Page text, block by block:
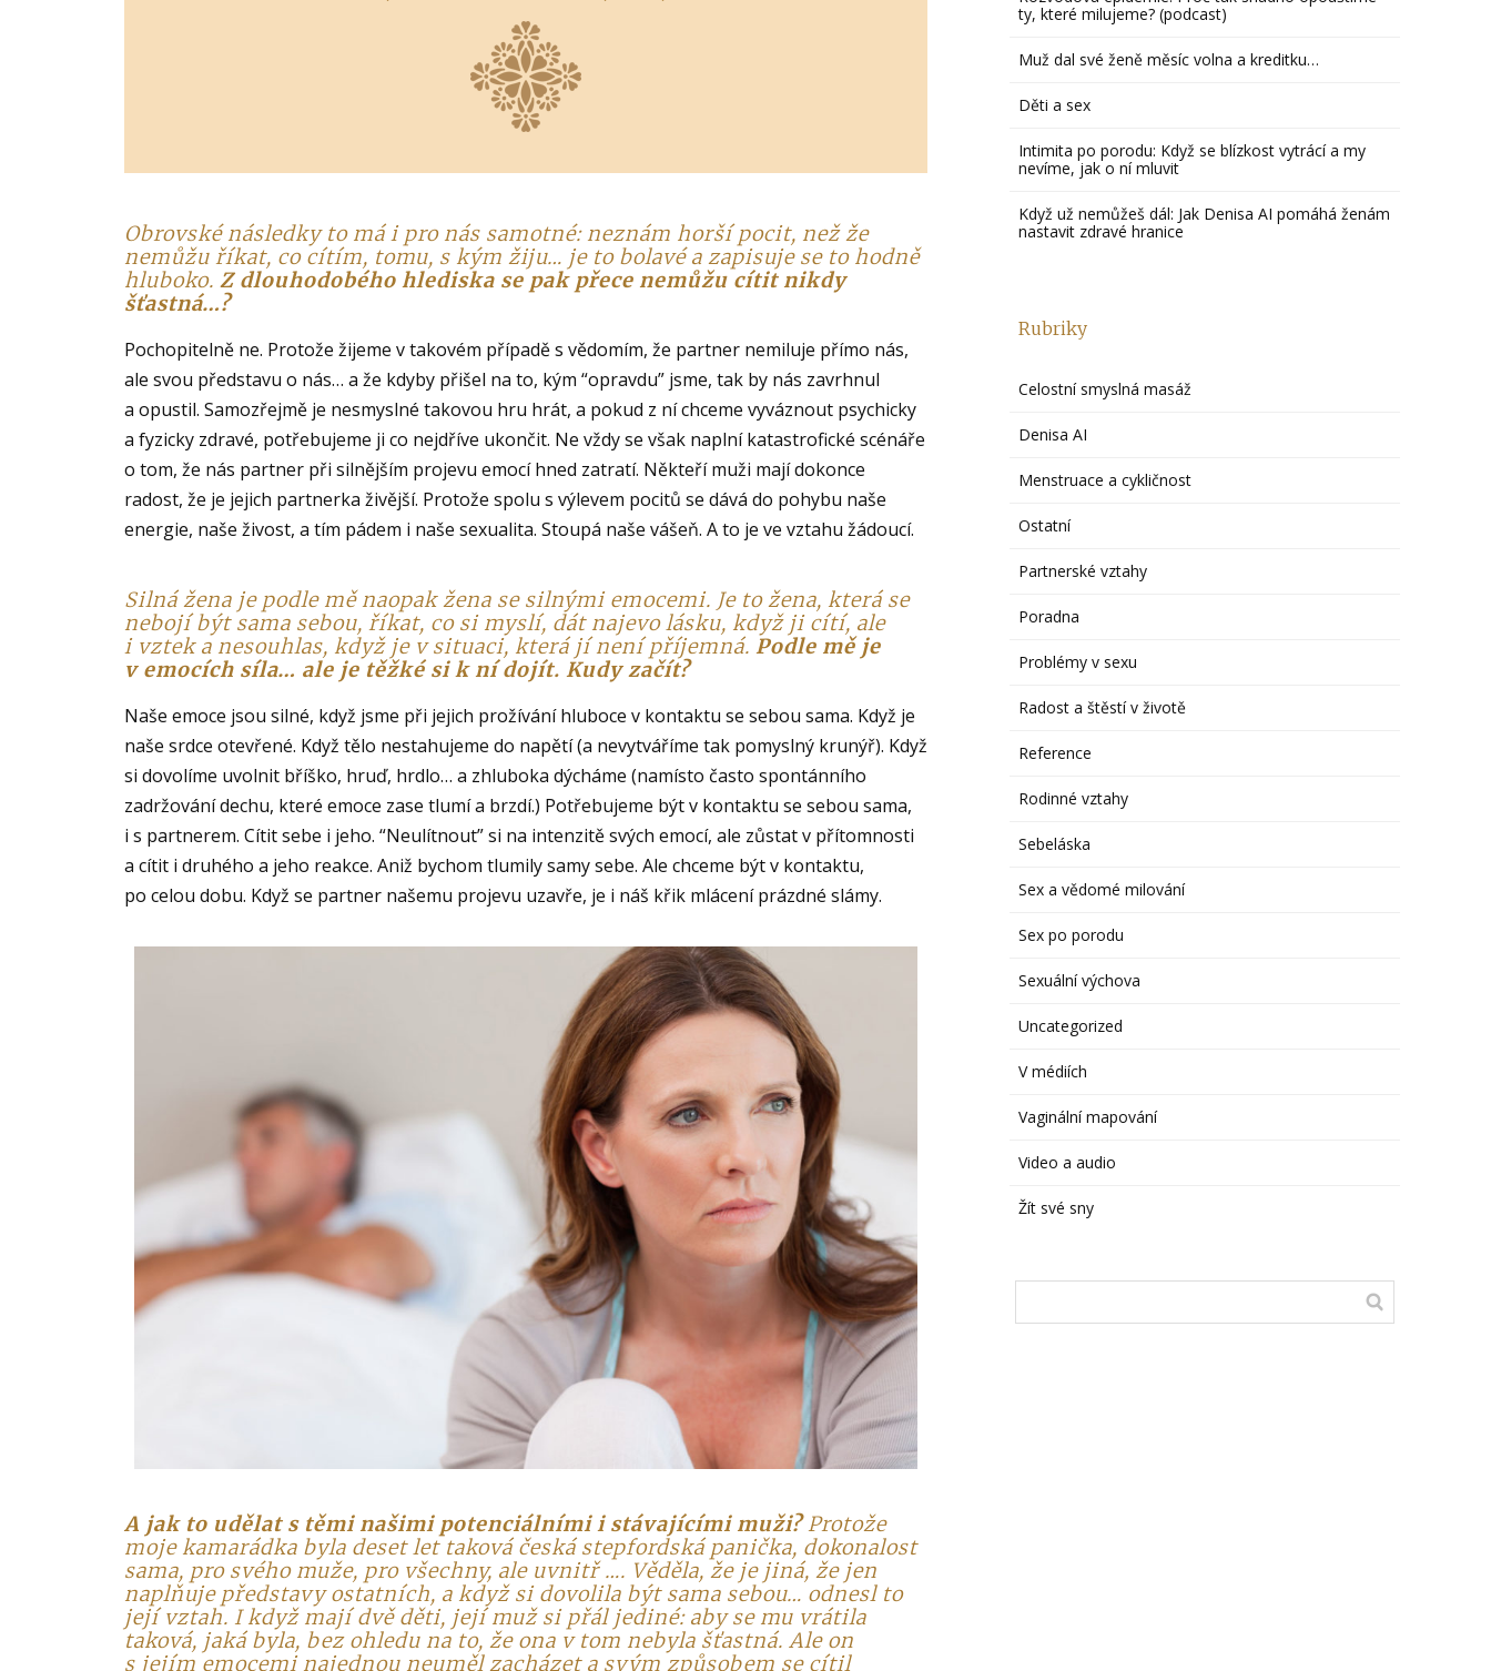
Obrovské následky to má i pro nás samotné: neznám horší pocit, než že
nemůžu říkat, co cítím, tomu, s kým žiju… je to bolavé a zapisuje se to hodně
hluboko. Z dlouhodobého hlediska se pak přece nemůžu cítit nikdy
šťastná…?
Pochopitelně ne. Protože žijeme v takovém případě s vědomím, že partner nemiluje přímo nás,
ale svou představu o nás… a že kdyby přišel na to, kým “opravdu” jsme, tak by nás zavrhnul
a opustil. Samozřejmě je nesmyslné takovou hru hrát, a pokud z ní chceme vyváznout psychicky
a fyzicky zdravé, potřebujeme ji co nejdříve ukončit. Ne vždy se však naplní katastrofické scénáře
o tom, že nás partner při silnějším projevu emocí hned zatratí. Někteří muži mají dokonce
radost, že je jejich partnerka živější. Protože spolu s výlevem pocitů se dává do pohybu naše
energie, naše živost, a tím pádem i naše sexualita. Stoupá naše vášeň. A to je ve vztahu žádoucí.
Silná žena je podle mě naopak žena se silnými emocemi. Je to žena, která se
nebojí být sama sebou, říkat, co si myslí, dát najevo lásku, když ji cítí, ale
i vztek a nesouhlas, když je v situaci, která jí není příjemná. Podle mě je
v emocích síla… ale je těžké si k ní dojít. Kudy začít?
Naše emoce jsou silné, když jsme při jejich prožívání hluboce v kontaktu se sebou sama. Když je
naše srdce otevřené. Když tělo nestahujeme do napětí (a nevytváříme tak pomyslný krunýř). Když
si dovolíme uvolnit bříško, hruď, hrdlo… a zhluboka dýcháme (namísto často spontánního
zadržování dechu, které emoce zase tlumí a brzdí.) Potřebujeme být v kontaktu se sebou sama,
i s partnerem. Cítit sebe i jeho. “Neulítnout” si na intenzitě svých emocí, ale zůstat v přítomnosti
a cítit i druhého a jeho reakce. Aniž bychom tlumily samy sebe. Ale chceme být v kontaktu,
po celou dobu. Když se partner našemu projevu uzavře, je i náš křik mlácení prázdné slámy.
A jak to udělat s těmi našimi potenciálními i stávajícími muži?Protože
moje kamarádka byla deset let taková česká stepfordská panička, dokonalost
sama, pro svého muže, pro všechny, ale uvnitř …. Věděla, že je jiná, že jen
naplňuje představy ostatních, a když si dovolila být sama sebou… odnesl to
její vztah. I když mají dvě děti, její muž si přál jediné: aby se mu vrátila
taková, jaká byla, bez ohledu na to, že ona v tom nebyla šťastná. Ale on
s jejím emocemi najednou neuměl zacházet a svým způsobem se cítil
ty, které milujeme? (podcast)
Muž dal své ženě měsíc volna a kreditku…
Děti a sex
Intimita po porodu: Když se blízkost vytrácí a my
nevíme, jak o ní mluvit
Když už nemůžeš dál: Jak Denisa AI pomáhá ženám
nastavit zdravé hranice
Rubriky
Celostní smyslná masáž
Denisa AI
Menstruace a cykličnost
Ostatní
Partnerské vztahy
Poradna
Problémy v sexu
Radost a štěstí v životě
Reference
Rodinné vztahy
Sebeláska
Sex a vědomé milování
Sex po porodu
Sexuální výchova
Uncategorized
V médiích
Vaginální mapování
Video a audio
Žít své sny